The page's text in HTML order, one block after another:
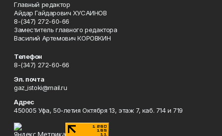
Главный редактор
Айдар Гайдарович ХУСАИНОВ
8-(347) 272-60-66
Заместитель главного редактора
Василий Артемович КОРОВКИН
Телефон
8-(347) 272-60-66
Эл. почта
gaz_istoki@mail.ru
Адрес
450005 Уфа, 50-летия Октября 13, этаж 7, каб. 714 и 719